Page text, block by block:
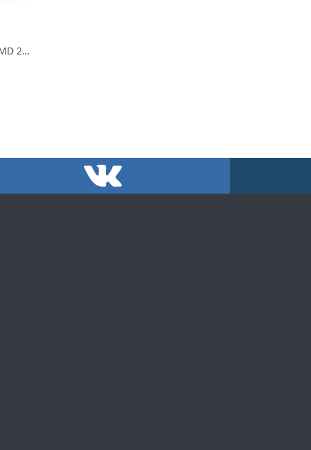
Stels Navigator 610 MD 26" V050